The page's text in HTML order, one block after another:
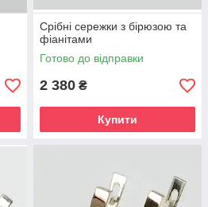
Срібні сережки з бірюзою та
фіанітами
Готово до відправки
2 380 ₴
Купити